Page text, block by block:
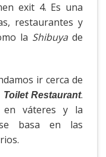
exit 4. Es una
restaurantes y
la Shibuyade
ir cerca de
Toilet Restaurant.
váteres y la
basa en las